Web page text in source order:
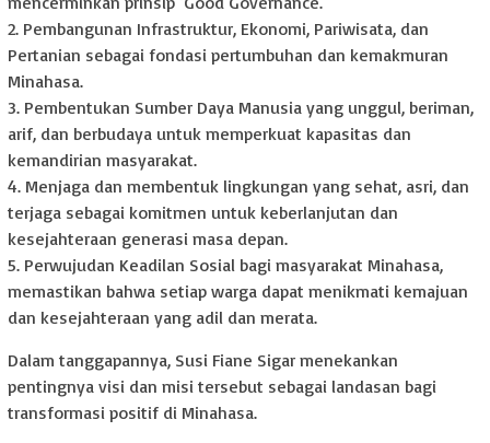
2. Pembangunan Infrastruktur, Ekonomi, Pariwisata, dan
Pertanian sebagai fondasi pertumbuhan dan kemakmuran
Minahasa.
3. Pembentukan Sumber Daya Manusia yang unggul, beriman,
arif, dan berbudaya untuk memperkuat kapasitas dan
kemandirian masyarakat.
4. Menjaga dan membentuk lingkungan yang sehat, asri, dan
terjaga sebagai komitmen untuk keberlanjutan dan
kesejahteraan generasi masa depan.
5. Perwujudan Keadilan Sosial bagi masyarakat Minahasa,
memastikan bahwa setiap warga dapat menikmati kemajuan
dan kesejahteraan yang adil dan merata.
Dalam tanggapannya, Susi Fiane Sigar menekankan
pentingnya visi dan misi tersebut sebagai landasan bagi
transformasi positif di Minahasa.